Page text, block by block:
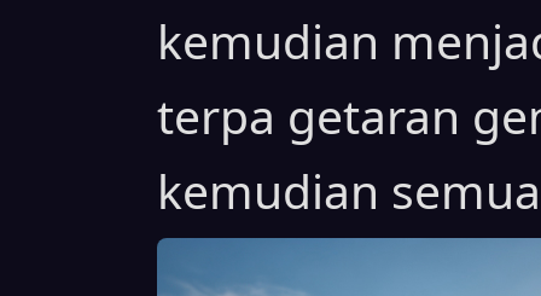
kemudian
terpa getaran
kemudian